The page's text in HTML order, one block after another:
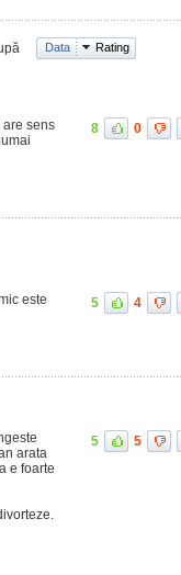
Data Rating
are sens
8 0
este
5 4
arata
e foarte
5 5